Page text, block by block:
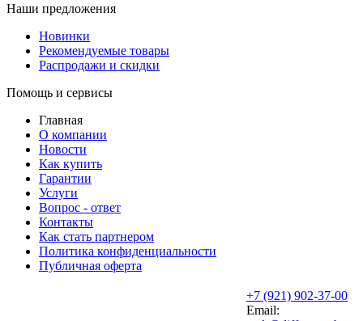
Наши предложения
Новинки
Рекомендуемые товары
Распродажи и скидки
Помощь и сервисы
Главная
О компании
Новости
Как купить
Гарантии
Услуги
Вопрос - ответ
Контакты
Как стать партнером
Политика конфиденциальности
Публичная оферта
+7 (921) 902-37-00
Email: